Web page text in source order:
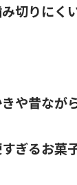
切りにく
や昔なが
ぎるお菓